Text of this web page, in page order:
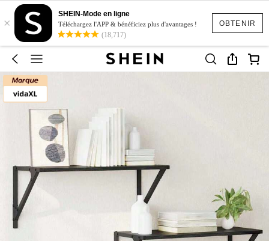
OBTENIR
×
SHEIN-Mode en ligne
Téléchargez l'APP & bénéficiez plus d'avantages !
(18,717)